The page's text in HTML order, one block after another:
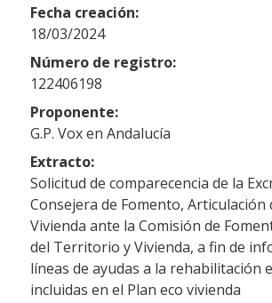
Fecha creación:
18/03/2024
Número de registro:
122406198
Proponente:
G.P. Vox en Andalucía
Extracto:
Solicitud de comparecencia de la
Consejera de Fomento,
Vivienda ante la Comisión de
del Territorio y Vivienda, a fin de
líneas de ayudas a la rehabilitación
incluidas en el Plan eco vivienda